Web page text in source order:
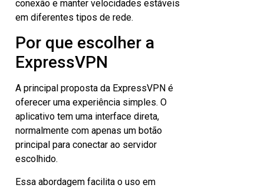
conexão e manter velocidades estáveis
em diferentes tipos de rede.
Por que escolher a
ExpressVPN
A principal proposta da ExpressVPN é
oferecer uma experiência simples. O
aplicativo tem uma interface direta,
normalmente com apenas um botão
principal para conectar ao servidor
escolhido.
Essa abordagem facilita o uso em